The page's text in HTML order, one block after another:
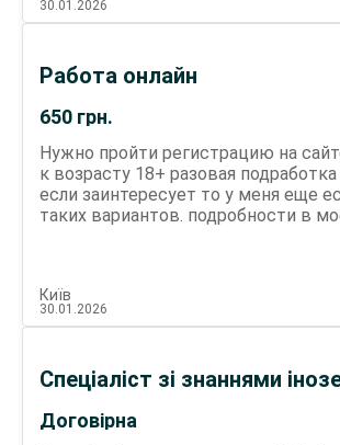
ПЕРЕДОПЛАТИ НЕ БЕРЕМО
профілі).
30.01.2026
650 грн.
Работа онлайн
Нужно пройти регистрацию на
к возрасту 18+ разовая подработка на 5-10 минут
если заинтересует то у меня еще
таких вариантов. подробности в
Київ
30.01.2026
Договірна
Спеціаліст зі знаннями